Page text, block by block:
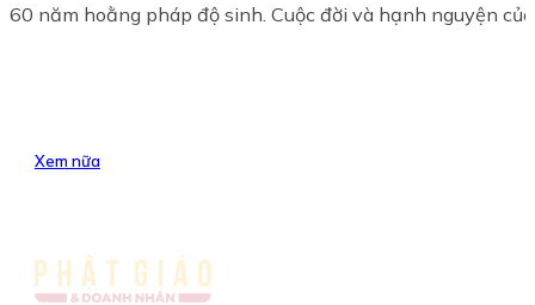
60 năm hoằng pháp độ sinh. Cuộc đời và hạnh nguyện
Xem nữa